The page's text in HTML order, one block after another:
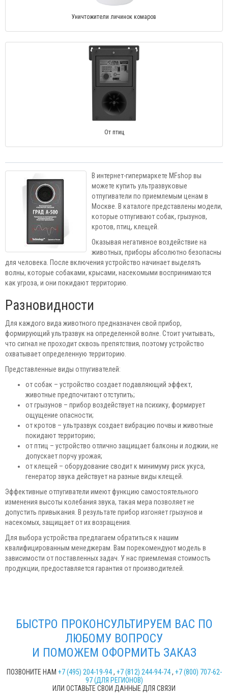
Уничтожители личинок комаров
От птиц
В интернет-гипермаркете MFshop вы
можете купить ультразвуковые
отпугиватели по приемлемым ценам в
Москве. В каталоге представлены модели,
которые отпугивают собак, грызунов,
кротов, птиц, клещей.
Оказывая негативное воздействие на
животных, приборы абсолютно безопасны
для человека. После включения устройство начинает выделять
волны, которые собаками, крысами, насекомыми воспринимаются
как угроза, и они покидают территорию.
Разновидности
Для каждого вида животного предназначен свой прибор,
формирующий ультразвук на определенной волне. Стоит учитывать,
что сигнал не проходит сквозь препятствия, поэтому устройство
охватывает определенную территорию.
Представленные виды отпугивателей:
от собак – устройство создает подавляющий эффект,
животные предпочитают отступить;
от грызунов – прибор воздействует на психику, формирует
ощущение опасности;
от кротов – ультразвук создает вибрацию почвы и животные
покидают территорию;
от птиц – устройство отлично защищает балконы и лоджии, не
допускает порчу урожая;
от клещей – оборудование сводит к минимуму риск укуса,
генератор звука действует на разные виды клещей.
Эффективные отпугиватели имеют функцию самостоятельного
изменения высоты колебания звука, такая мера позволяет не
допустить привыкания. В результате прибор изгоняет грызунов и
насекомых, защищает от их возращения.
Для выбора устройства предлагаем обратиться к нашим
квалифицированным менеджерам. Вам порекомендуют модель в
зависимости от поставленных задач. У нас приемлемая стоимость
продукции, предоставляется гарантия от производителей.
БЫСТРО ПРОКОНСУЛЬТИРУЕМ ВАС ПО
ЛЮБОМУ ВОПРОСУ
И ПОМОЖЕМ ОФОРМИТЬ ЗАКАЗ
ПОЗВОНИТЕ НАМ +7 (495) 204-19-94, +7 (812) 244-94-74, +7 (800) 707-62-
97 (ДЛЯ РЕГИОНОВ)
ИЛИ ОСТАВЬТЕ СВОИ ДАННЫЕ ДЛЯ СВЯЗИ